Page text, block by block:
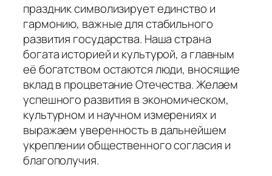
праздник символизирует единство и
гармонию, важные для стабильного
развития государства. Наша страна
богата историей и культурой, а главным
её богатством остаются люди, вносящие
вклад в процветание Отечества. Желаем
успешного развития в экономическом,
культурном и научном измерениях и
выражаем уверенность в дальнейшем
укреплении общественного согласия и
благополучия.